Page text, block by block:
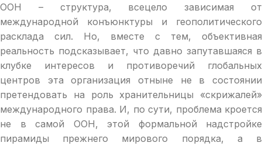
ООН – структура, всецело зависимая от
международной конъюнктуры и геополитического
расклада сил. Но, вместе с тем, объективная
реальность подсказывает, что давно запутавшаяся в
клубке интересов и противоречий глобальных
центров эта организация отныне не в состоянии
претендовать на роль хранительницы «скрижалей»
международного права. И, по сути, проблема кроется
не в самой ООН, этой формальной надстройке
пирамиды прежнего мирового порядка, а в